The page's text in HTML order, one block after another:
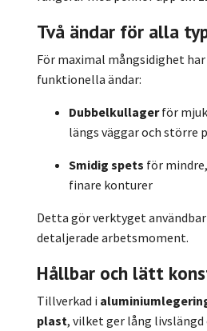
Två ändar för alla
För maximal mångsidighet
funktionella ändar:
Dubbelkullagerför
längs väggar och större
Smidig spets för
finare konturer
Detta gör verktyget
detaljerade arbetsmoment.
Hållbar och lätt
Tillverkad i
plast, vilket ger lång